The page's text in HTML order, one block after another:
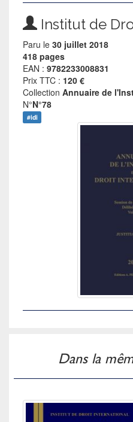
Institut de
Paru le30 juillet 2018
418 pages
EAN :9782233008831
Prix TTC : 120 €
CollectionAnnuaire de
N°N°78
#idi
Dans la